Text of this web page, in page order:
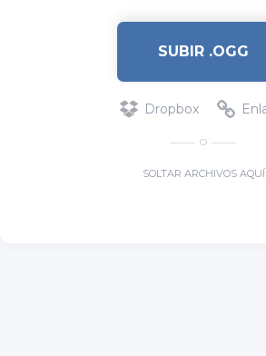
SUBIR .OGG
Dropbox
O
SOLTAR ARCHIVOS AQUÍ